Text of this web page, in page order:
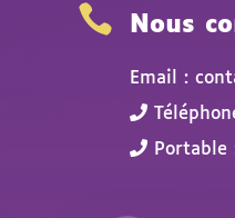
 Nous
Email :